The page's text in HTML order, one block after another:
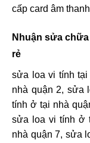
cấp card âm
Nhuận sửa
rẻ
sửa loa vi tính
nhà quận 2, sửa
tính ở tại nhà
sửa loa vi tính ở
nhà quận 7, sửa